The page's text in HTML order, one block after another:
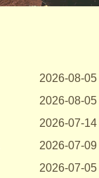
2026-08-05
2026-08-05
2026-07-14
2026-07-09
2026-07-05